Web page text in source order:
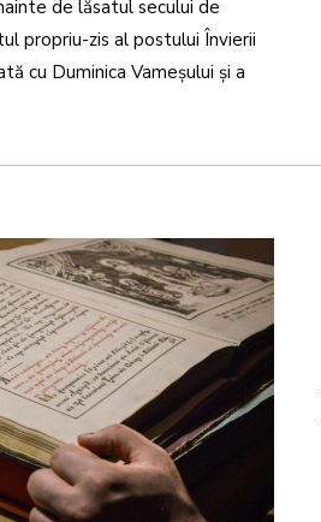
de lăsatul secului de
propriu-zis al postului Învierii
cu Duminica Vameşului şi a